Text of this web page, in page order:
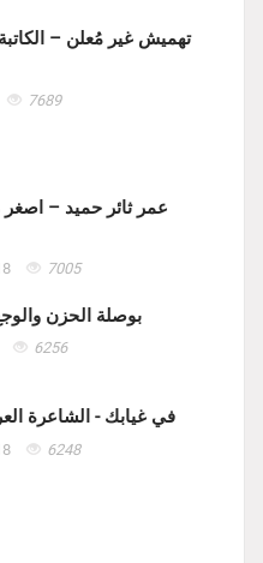
تهميش غير مُعلن – الكاتبة
7689
عمر ثائر حميد –
7005
بوصلة الحزن
6256
في غيابك - الشاعرة
6248